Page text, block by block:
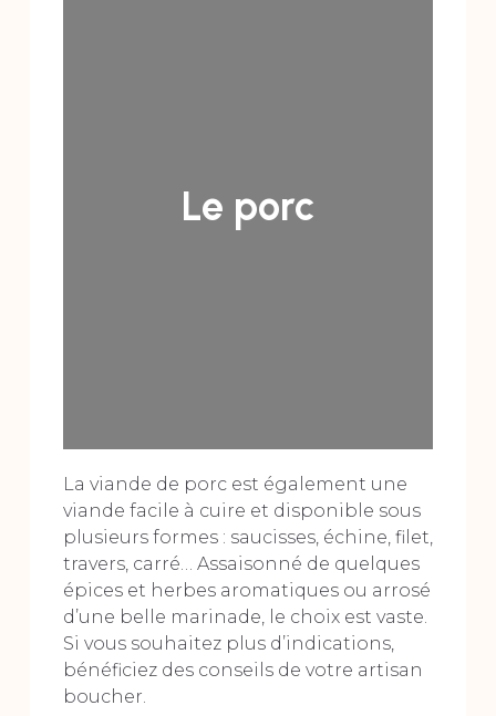
Le porc
La viande de porc est également une
viande facile à cuire et disponible sous
plusieurs formes : saucisses, échine, filet,
travers, carré… Assaisonné de quelques
épices et herbes aromatiques ou arrosé
d’une belle marinade, le choix est vaste.
Si vous souhaitez plus d’indications,
bénéficiez des conseils de votre artisan
boucher.